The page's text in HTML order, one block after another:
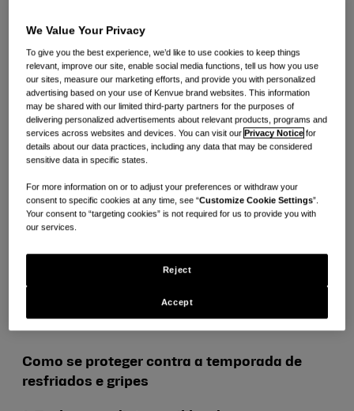
Todos nós já passamos por isso. Você acorda uma
manhã e seu nariz está escorrendo, seu corpo está
dolorido e você tem febre ou tosse. Você pegou um
resfriado ou uma gripe. Eles podem vir a qualquer
momento durante o ano, mas a alta temporada de
resfriados e gripes é no outono e no inverno. Isso faz
com que agora seja o momento perfeito para tentar
proteger sua casa contra as fungadas, os espirros e as
dores.
resfriado e a gripe entrem em sua casa, e como você
sentindo bem.
Como se proteger contra a temporada de
resfriados e gripes
We Value Your Privacy
To give you the best experience, we’d like to use cookies to keep things
relevant, improve our site, enable social media functions, tell us how you use
our sites, measure our marketing efforts, and provide you with personalized
advertising based on your use of Kenvue brand websites. This information
may be shared with our limited third-party partners for the purposes of
delivering personalized advertisements about relevant products, programs and
services across websites and devices. You can visit our Privacy Notice for
details about our data practices, including any data that may be considered
sensitive data in specific states.
For more information on or to adjust your preferences or withdraw your
consent to specific cookies at any time, see “Customize Cookie Settings”.
Your consent to “targeting cookies” is not required for us to provide you with
our services.
Reject
Accept